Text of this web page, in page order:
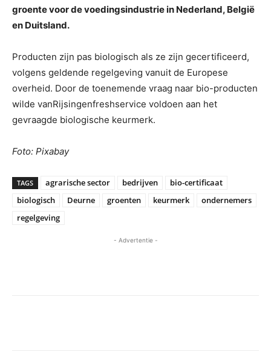
groente voor de voedingsindustrie in Nederland, België
en Duitsland.
Producten zijn pas biologisch als ze zijn gecertificeerd,
volgens geldende regelgeving vanuit de Europese
overheid. Door de toenemende vraag naar bio-producten
wilde vanRijsingenfreshservice voldoen aan het
gevraagde biologische keurmerk.
Foto: Pixabay
TAGS agrarische sector bedrijven
bio-certificaat
biologisch
Deurne groenten keurmerk
ondernemers
regelgeving
- Advertentie -